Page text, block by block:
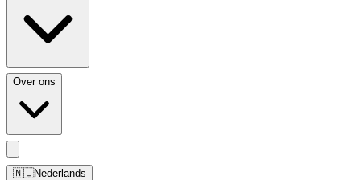
Over ons
🇳🇱Nederlands